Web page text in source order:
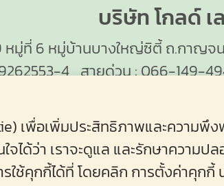
บริษัท โกลด์ เ
มู่ที่ 6 หมู่บ้านบางใหญ่ซิตี้ ถ.กาญจน
4สายด่วน :066-149-
เลเธอร์ จำกัด | GOLD
เพื่อเพิ่มประสิทธิภาพและความพึง
จได้ว่า เราจะดูแล และรักษาความ
ใช้คุกกี้ได้ที่ โดยคลิก การตั้งค่าคุกกี้